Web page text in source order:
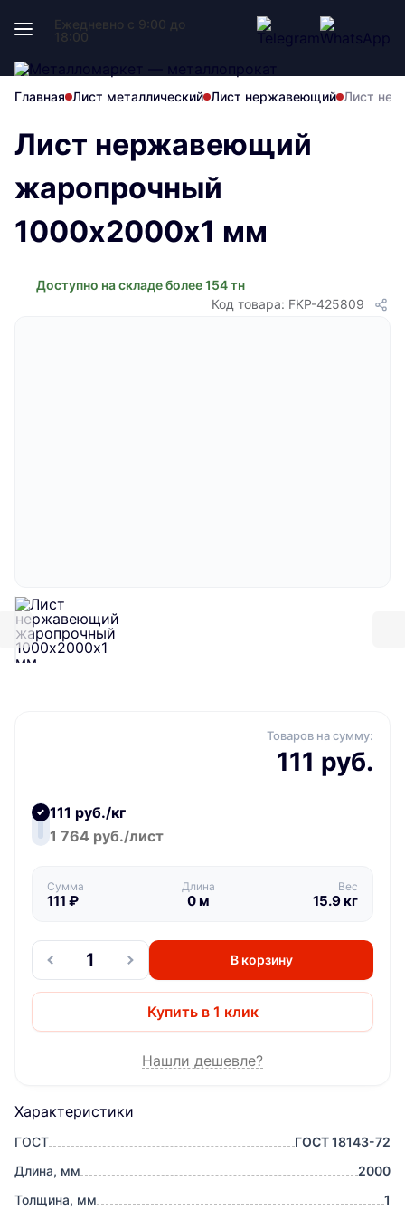
Ежедневно с 9:00 до
18:00
Главная Лист металлический Лист нержавеющий Лист
Лист нержавеющий
жаропрочный
1000х2000х1 мм
Доступно на складе более 154 тн
Код товара: FKP-425809
Характеристики
ГОСТ
ГОСТ 18143-72
Длина, мм
2000
Толщина, мм
1
Товаров на сумму:
111 руб.
111 руб./кг
1 764 руб./лист
Сумма
111 ₽
Длина
0м
Вес
15.9кг
В корзину
Купить в 1 клик
Нашли дешевле?